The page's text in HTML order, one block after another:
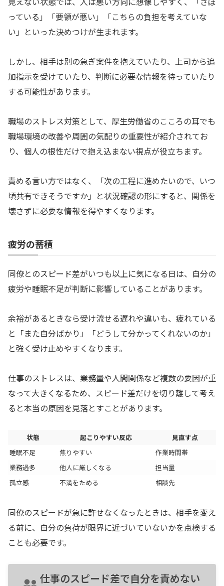
っている」「要領が悪い」「こちらの負担を考えていな
い」といった決めつけが生まれます。
しかし、相手は別の急ぎ案件を抱えていたり、上司から追
加指示を受けていたり、判断に必要な情報を待っていたり
する可能性があります。
職場のストレス対策として、厚生労働省のこころの耳でも
職場環境の改善や周囲の気配りの重要性が紹介されてお
り、個人の根性だけで抱え込まない視点が役立ちます。
責める言い方ではなく、「次の工程に進めたいので、いつ
頃共有できそうですか」と状況確認の形にすると、関係を
壊さずに必要な情報を得やすくなります。
疲労の蓄積
同僚とのスピード差がいつも以上に気になる日は、自分の
疲労や睡眠不足が判断に影響していることがあります。
余裕があるときなら受け流せる遅れや違いも、疲れている
と「また自分ばかり」「どうして分かってくれないのか」
と強く受け止めやすくなります。
仕事のストレスは、業務量や人間関係など複数の要因が重
なって大きくなるため、スピード差だけを切り離して考え
ると本当の原因を見落とすことがあります。
状態 起こりやすい反応
見直す点
睡眠不足
焦りやすい
作業時間帯
業務過多
他人に厳しくなる
担当量
孤立感
不満をためる 相談先
同僚のスピードが急に許せなくなったときは、相手を変え
る前に、自分の負荷が限界に近づいていないかを点検する
ことも必要です。
仕事のスピード差で自分を責めない